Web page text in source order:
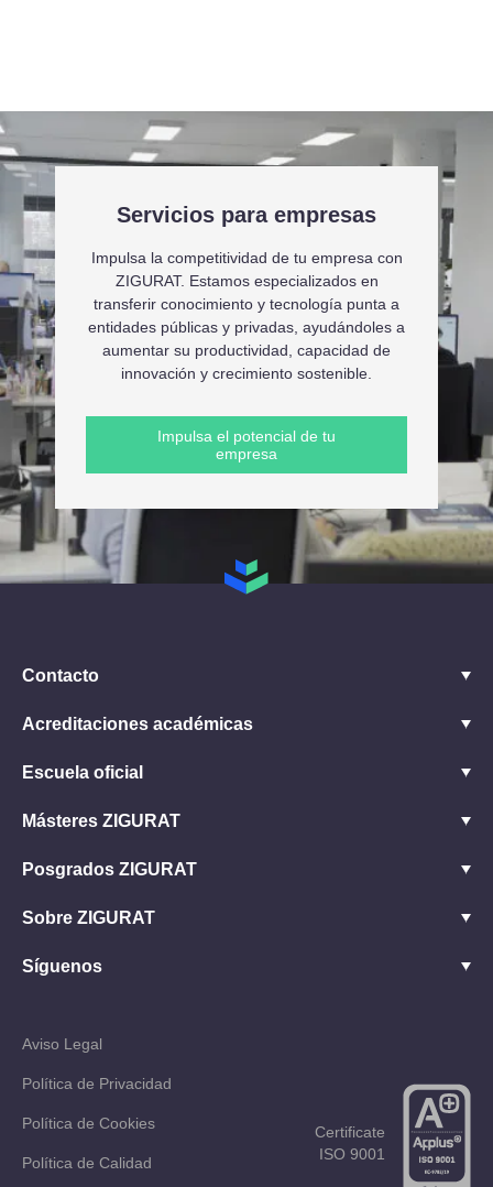
Servicios para empresas
Impulsa la competitividad de tu empresa con
ZIGURAT. Estamos especializados en
transferir conocimiento y tecnología punta a
entidades públicas y privadas, ayudándoles a
aumentar su productividad, capacidad de
innovación y crecimiento sostenible.
Impulsa el potencial de tu
empresa
Contacto
Acreditaciones académicas
Escuela oficial
Másteres ZIGURAT
Posgrados ZIGURAT
Sobre ZIGURAT
Síguenos
Aviso Legal
Política de Privacidad
Política de Cookies
Política de Calidad
Certificate
ISO 9001